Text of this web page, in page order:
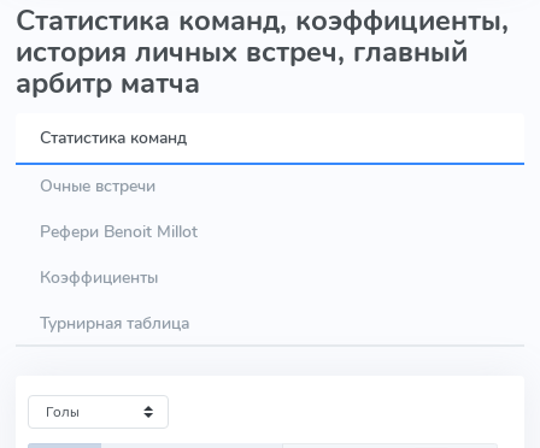
Статистика команд, коэффициенты,
история личных встреч, главный
арбитр матча
Статистика команд
Очные встречи
Рефери Benoit Millot
Коэффициенты
Турнирная таблица